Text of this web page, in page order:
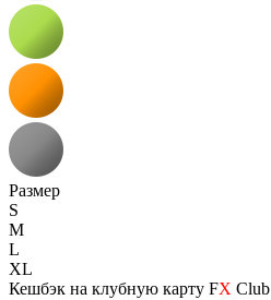
Размер
S
M
L
XL
Кешбэк на клубную карту FX Club